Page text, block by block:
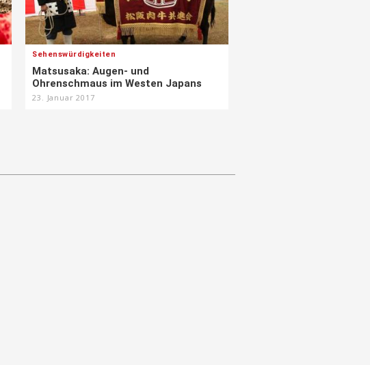
Sehenswürdigkeiten
Matsusaka: Augen- und
Ohrenschmaus im Westen Japans
23. Januar 2017